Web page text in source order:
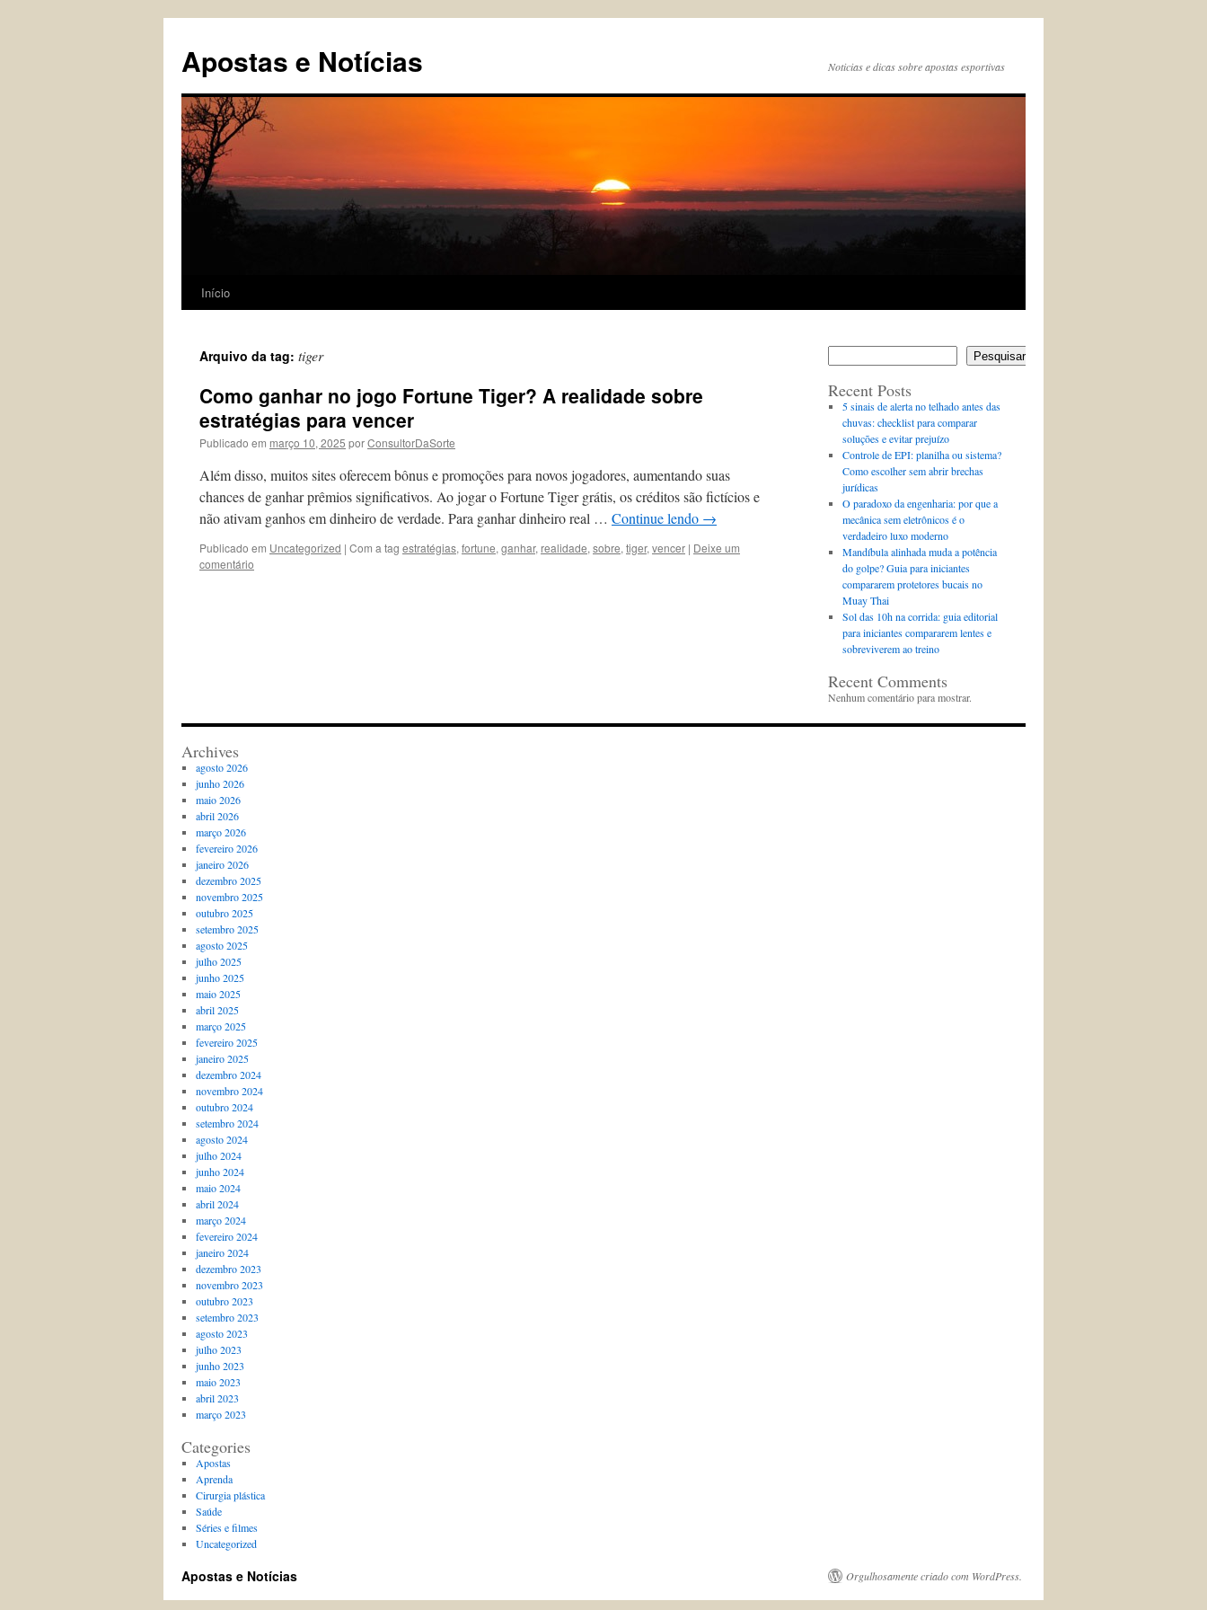
conteúdo
Apostas e Notícias Noticias e dicas sobre apostas esportivas
Início
Arquivo da tag: tiger
Como ganhar no jogo Fortune Tiger? A realidade sobre
estratégias para vencer
Publicado em março 10, 2025 porConsultorDaSorte
Além disso, muitos sites oferecem bônus e promoções para novos jogadores, aumentando suas
chances de ganhar prêmios significativos. Ao jogar o Fortune Tiger grátis, os créditos são fictícios e
não ativam ganhos em dinheiro de verdade. Para ganhar dinheiro real … Continue lendo →
Publicado em Uncategorized | Com a tag estratégias, fortune, ganhar, realidade, sobre, tiger, vencer | Deixe um
comentário
Pesquisar
Recent Posts
5 sinais de alerta no telhado antes das
chuvas: checklist para comparar
soluções e evitar prejuízo
Controle de EPI: planilha ou sistema?
Como escolher sem abrir brechas
jurídicas
O paradoxo da engenharia: por que a
mecânica sem eletrônicos é o
verdadeiro luxo moderno
Mandíbula alinhada muda a potência
do golpe? Guia para iniciantes
compararem protetores bucais no
Muay Thai
Sol das 10h na corrida: guia editorial
para iniciantes compararem lentes e
sobreviverem ao treino
Recent Comments
Nenhum comentário para mostrar.
Archives
agosto 2026
junho 2026
maio 2026
abril 2026
março 2026
fevereiro 2026
janeiro 2026
dezembro 2025
novembro 2025
outubro 2025
setembro 2025
agosto 2025
julho 2025
junho 2025
maio 2025
abril 2025
março 2025
fevereiro 2025
janeiro 2025
dezembro 2024
novembro 2024
outubro 2024
setembro 2024
agosto 2024
julho 2024
junho 2024
maio 2024
abril 2024
março 2024
fevereiro 2024
janeiro 2024
dezembro 2023
novembro 2023
outubro 2023
setembro 2023
agosto 2023
julho 2023
junho 2023
maio 2023
abril 2023
março 2023
Categories
Apostas
Aprenda
Cirurgia plástica
Saúde
Séries e filmes
Uncategorized
Apostas e Notícias Orgulhosamente criado com WordPress.